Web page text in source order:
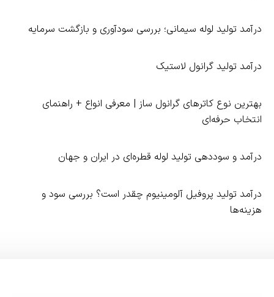
درآمد تولید لوله سیمانی؛ بررسی سودآوری و بازگشت سرمایه
درآمد تولید گرانول لاستیک
بهترین نوع کاترهای گرانول‌ ساز | معرفی انواع + راهنمای
انتخاب حرفه‌ای
درآمد و سوددهی تولید لوله قطره‌ای در ایران و جهان
درآمد تولید پروفیل آلومینیوم چقدر است؟ بررسی سود و
هزینه‌ها